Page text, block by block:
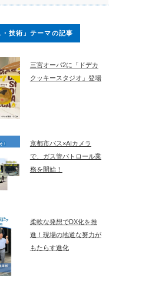
・技術」テーマの記事
三宮オーパ2に「ドデカ
クッキースタジオ」登場
京都市バス×AIカメラ
で、ガス管パトロール業
務を開始！
柔軟な発想でDX化を推
進！現場の地道な努力が
もたらす進化